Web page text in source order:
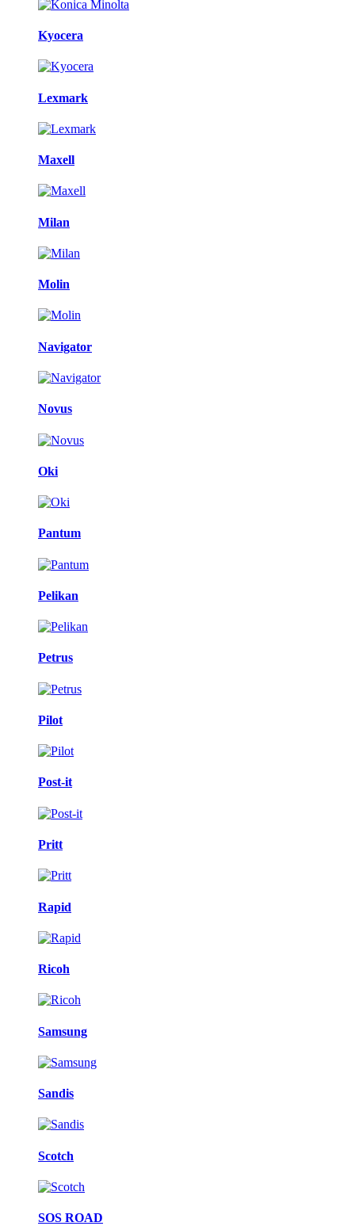
Kyocera
Lexmark
Maxell
Milan
Molin
Navigator
Novus
Oki
Pantum
Pelikan
Petrus
Pilot
Post-it
Pritt
Rapid
Ricoh
Samsung
Sandis
Scotch
SOS ROAD